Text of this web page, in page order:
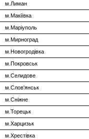
м.Лиман
м.Макіївка
м.Маріуполь
м.Мирноград
м.Новогродівка
м.Покровськ
м.Селидове
м.Слов'янськ
м.Сніжне
м.Торецьк
м.Харцизьк
м.Хрестівка